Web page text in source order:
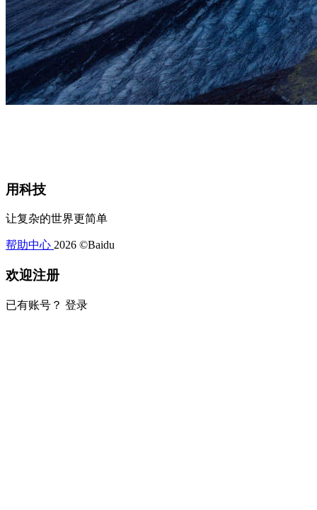
用科技
让复杂的世界更简单
帮助中心 2026 ©Baidu
欢迎注册
已有账号？ 登录